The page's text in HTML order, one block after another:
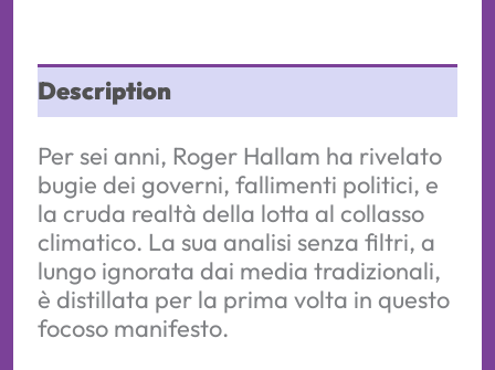
quantity
Description
Per sei anni, Roger Hallam ha rivelato
bugie dei governi, fallimenti politici, e
la cruda realtà della lotta al collasso
climatico. La sua analisi senza filtri, a
lungo ignorata dai media tradizionali,
è distillata per la prima volta in questo
focoso manifesto.